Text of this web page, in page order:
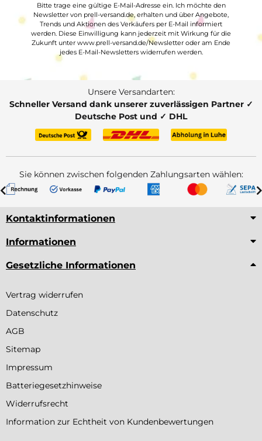
Bitte trage eine gültige E-Mail-Adresse ein. Ich möchte den
Newsletter von prell-versand.de, erhalten und über Angebote,
Trends und Aktionen des Verkäufers per E-Mail informiert
werden. Diese Einwilligung kann jederzeit mit Wirkung für die
Zukunft unter www.prell-versand.de/Newsletter oder am Ende
jedes E-Mail-Newsletters widerrufen werden.
Unsere Versandarten:
Schneller Versand dank unserer zuverlässigen Partner ✓
Deutsche Post und ✓ DHL
Sie können zwischen folgenden Zahlungsarten wählen:
Kontaktinformationen
Informationen
Gesetzliche Informationen
Vertrag widerrufen
Datenschutz
AGB
Sitemap
Impressum
Batteriegesetzhinweise
Widerrufsrecht
Information zur Echtheit von Kundenbewertungen